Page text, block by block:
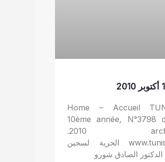
Home – Accueil
10ème année, N°3798
.2010
www.tunisnews.net الحرية لسجين
الدكتور الصادق شورو